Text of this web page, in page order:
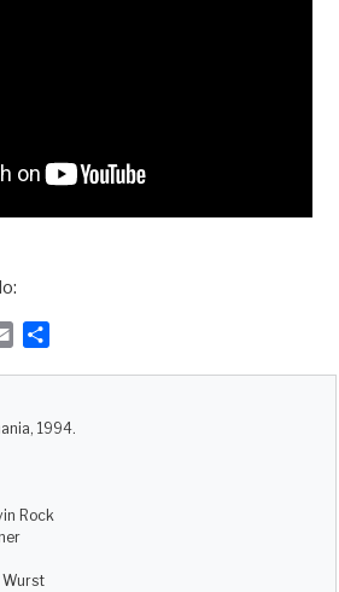
l
a
i
1994.
Rock
Wurst